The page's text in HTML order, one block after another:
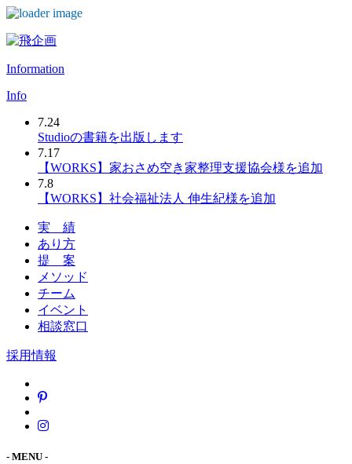
Skip
content
Information
Info
7.24
Studioの書籍を出版します
7.17
【WORKS】家おさめ空き家整理支援協会様を追加
7.8
【WORKS】社会福祉法人 伸生紀様を追加
実 績
あり方
提 案
メソッド
チーム
イベント
相談窓口
採用情報
- MENU -